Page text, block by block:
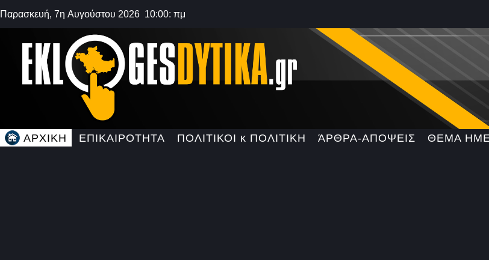
Παρασκευή, 7η Αυγούστου 2026 10:00: πμ
ΑΡΧΙΚΗ ΕΠΙΚΑΙΡΟΤΗΤΑ ΠΟΛΙΤΙΚΟΙ κ ΠΟΛΙΤΙΚΗ ΆΡΘΡΑ-ΑΠΟΨΕΙΣ ΘΕΜΑ